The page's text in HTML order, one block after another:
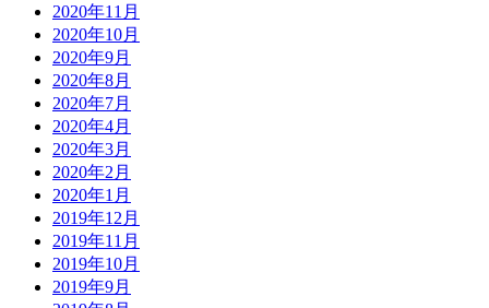
2020年11月
2020年10月
2020年9月
2020年8月
2020年7月
2020年4月
2020年3月
2020年2月
2020年1月
2019年12月
2019年11月
2019年10月
2019年9月